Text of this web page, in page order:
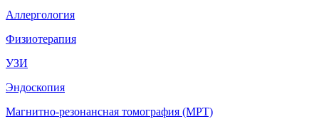
Аллергология
Физиотерапия
УЗИ
Эндоскопия
Магнитно-резонансная томография (МРТ)